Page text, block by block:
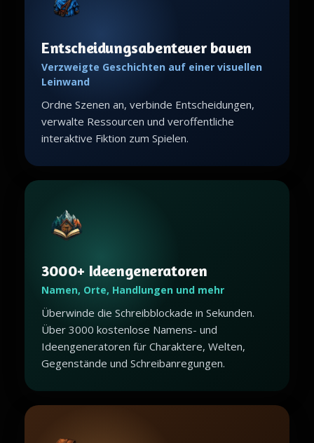
Entscheidungsabenteuer bauen
Verzweigte Geschichten auf einer visuellen
Leinwand
Ordne Szenen an, verbinde Entscheidungen,
verwalte Ressourcen und veroffentliche
interaktive Fiktion zum Spielen.
3000+ Ideengeneratoren
Namen, Orte, Handlungen und mehr
Überwinde die Schreibblockade in Sekunden.
Über 3000 kostenlose Namens- und
Ideengeneratoren für Charaktere, Welten,
Gegenstände und Schreibanregungen.